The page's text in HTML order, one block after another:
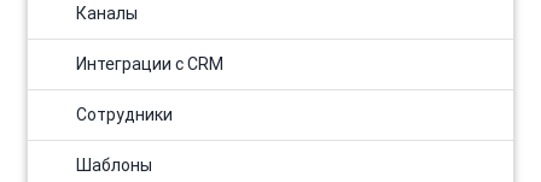
Каналы
Интеграции с CRM
Сотрудники
Шаблоны